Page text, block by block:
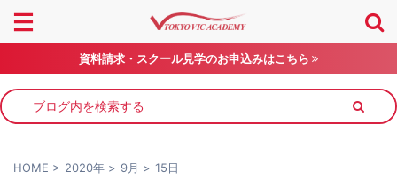
資料請求・スクール見学のお申込みはこちら
HOME > 2020年 > 9月 > 15日